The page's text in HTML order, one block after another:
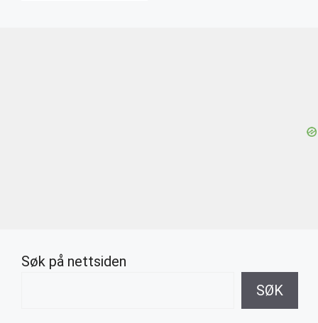
Søk på nettsiden
SØK